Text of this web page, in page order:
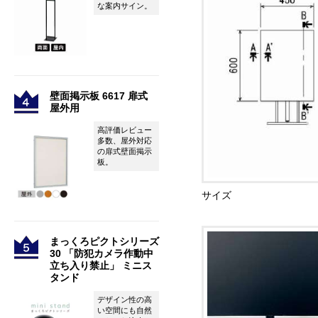
サイズ
な案内サイン。
壁面掲示板 6617 扉式
屋外用
高評価レビュー
多数、屋外対応
の扉式壁面掲示
板。
まっくろピクトシリーズ
30 「防犯カメラ作動中
立ち入り禁止」 ミニス
タンド
デザイン性の高
い空間にも自然